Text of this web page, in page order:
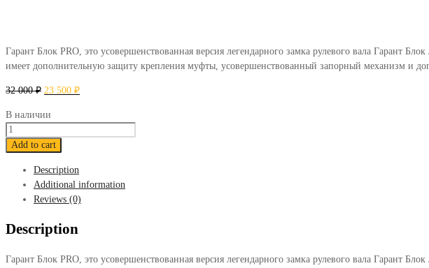
Гарант Блок PRO, это усовершенствованная версия легендарного замка рулевого вала Гарант
имеет дополнительную защиту крепления муфты, усовершенствованный запорный механизм и
32 000₽ 23 500 ₽
В наличии
Блокиратор
Гарант
ПРО
Nissan
2019-
quantity
Add to cart
Description
Additional information
Reviews (0)
Description
Гарант Блок PRO, это усовершенствованная версия легендарного замка рулевого вала Гарант